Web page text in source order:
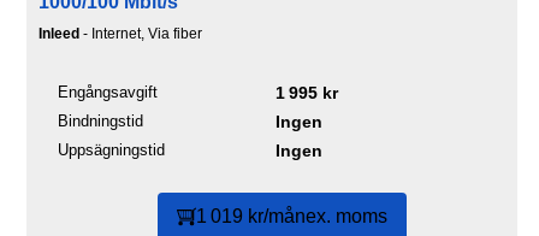
Inleed - Internet, Via fiber
Engångsavgift 1 995 kr
Bindningstid Ingen
Uppsägningstid Ingen
1 019 kr/månex. moms